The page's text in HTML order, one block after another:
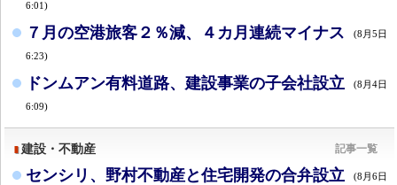
6:01)
７月の空港旅客２％減、４カ月連続マイナス (8月5日
6:23)
ドンムアン有料道路、建設事業の子会社設立 (8月4日
6:09)
建設・不動産 記事一覧
センシリ、野村不動産と住宅開発の合弁設立 (8月6日